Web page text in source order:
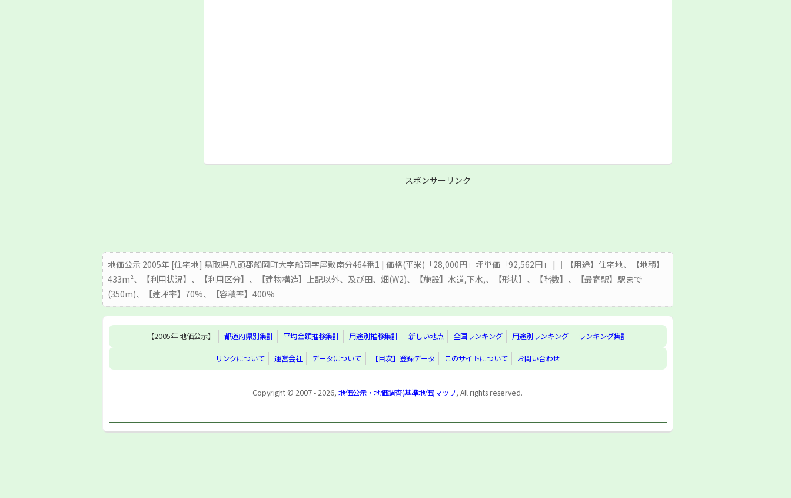
スポンサーリンク
地価公示 2005年 [住宅地] 鳥取県八頭郡船岡町大字船岡字屋敷南分464番1 | 価格(平米)「28,000円」坪単価「92,562円」 | ｜【用途】住宅地、【地積】
433m²、【利用状況】、【利用区分】、【建物構造】上記以外、及び田、畑(W2)、【施設】水道,下水,、【形状】、【階数】、【最寄駅】駅まで
(350m)、【建坪率】70%、【容積率】400%
【2005年 地価公示】 都道府県別集計 平均金額推移集計 用途別推移集計 新しい地点 全国ランキング 用途別ランキング ランキング集計
リンクについて 運営会社 データについて 【目次】登録データ このサイトについて お問い合わせ
Copyright © 2007 - 2026,地価公示・地価調査(基準地価)マップ, All rights reserved.